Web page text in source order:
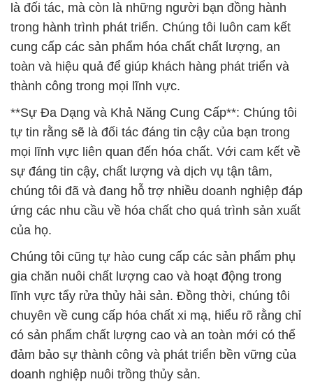
là đối tác, mà còn là những người bạn đồng hành
trong hành trình phát triển. Chúng tôi luôn cam kết
cung cấp các sản phẩm hóa chất chất lượng, an
toàn và hiệu quả để giúp khách hàng phát triển và
thành công trong mọi lĩnh vực.
**Sự Đa Dạng và Khả Năng Cung Cấp**: Chúng tôi
tự tin rằng sẽ là đối tác đáng tin cậy của bạn trong
mọi lĩnh vực liên quan đến hóa chất. Với cam kết về
sự đáng tin cậy, chất lượng và dịch vụ tận tâm,
chúng tôi đã và đang hỗ trợ nhiều doanh nghiệp đáp
ứng các nhu cầu về hóa chất cho quá trình sản xuất
của họ.
Chúng tôi cũng tự hào cung cấp các sản phẩm phụ
gia chăn nuôi chất lượng cao và hoạt động trong
lĩnh vực tẩy rửa thủy hải sản. Đồng thời, chúng tôi
chuyên về cung cấp hóa chất xi mạ, hiểu rõ rằng chỉ
có sản phẩm chất lượng cao và an toàn mới có thể
đảm bảo sự thành công và phát triển bền vững của
doanh nghiệp nuôi trồng thủy sản.